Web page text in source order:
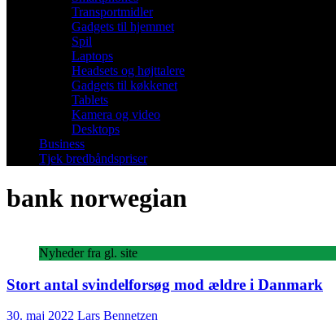
Transportmidler
Gadgets til hjemmet
Spil
Laptops
Headsets og højttalere
Gadgets til køkkenet
Tablets
Kamera og video
Desktops
Business
Tjek bredbåndspriser
bank norwegian
Nyheder fra gl. site
Stort antal svindelforsøg mod ældre i Danmark
30. maj 2022 Lars Bennetzen